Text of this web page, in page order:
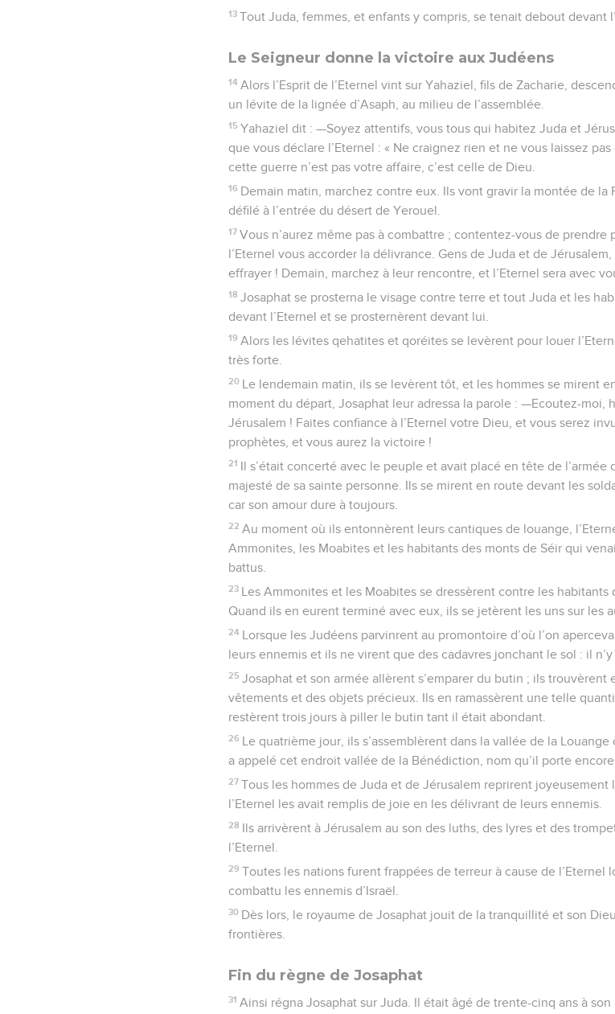
13 Tout Juda, femmes, et enfants y compris, se tenait debout devant
Le Seigneur donne la victoire aux Judéens
14 Alors l’Esprit de l’Eternel vint sur Yahaziel, fils de Zacharie,
un lévite de la lignée d’Asaph, au milieu de l’assemblée.
15 Yahaziel dit : —Soyez attentifs, vous tous qui habitez Juda et
que vous déclare l’Eternel : « Ne craignez rien et ne vous laissez
cette guerre n’est pas votre affaire, c’est celle de Dieu.
16 Demain matin, marchez contre eux. Ils vont gravir la montée de
défilé à l’entrée du désert de Yerouel.
17 Vous n’aurez même pas à combattre ; contentez-vous de
l’Eternel vous accorder la délivrance. Gens de Juda et de
effrayer ! Demain, marchez à leur rencontre, et l’Eternel sera avec
18 Josaphat se prosterna le visage contre terre et tout Juda et les
devant l’Eternel et se prosternèrent devant lui.
19 Alors les lévites qehatites et qoréites se levèrent pour louer
très forte.
20 Le lendemain matin, ils se levèrent tôt, et les hommes se mirent
moment du départ, Josaphat leur adressa la parole : —Ecoutez-moi,
Jérusalem ! Faites confiance à l’Eternel votre Dieu, et vous serez
prophètes, et vous aurez la victoire !
21 Il s’était concerté avec le peuple et avait placé en tête de l’armée
majesté de sa sainte personne. Ils se mirent en route devant les
car son amour dure à toujours.
22 Au moment où ils entonnèrent leurs cantiques de louange,
Ammonites, les Moabites et les habitants des monts de Séir qui
battus.
23 Les Ammonites et les Moabites se dressèrent contre les habitants
Quand ils en eurent terminé avec eux, ils se jetèrent les uns sur les
24 Lorsque les Judéens parvinrent au promontoire d’où l’on
leurs ennemis et ils ne virent que des cadavres jonchant le sol : il n’y
25 Josaphat et son armée allèrent s’emparer du butin ; ils
vêtements et des objets précieux. Ils en ramassèrent une telle
restèrent trois jours à piller le butin tant il était abondant.
26 Le quatrième jour, ils s’assemblèrent dans la vallée de la
a appelé cet endroit vallée de la Bénédiction, nom qu’il porte encore
27 Tous les hommes de Juda et de Jérusalem reprirent
l’Eternel les avait remplis de joie en les délivrant de leurs ennemis.
28 Ils arrivèrent à Jérusalem au son des luths, des lyres et des
l’Eternel.
29 Toutes les nations furent frappées de terreur à cause de l’Eternel
combattu les ennemis d’Israël.
30 Dès lors, le royaume de Josaphat jouit de la tranquillité et son
frontières.
Fin du règne de Josaphat
31 Ainsi régna Josaphat sur Juda. Il était âgé de trente-cinq ans à